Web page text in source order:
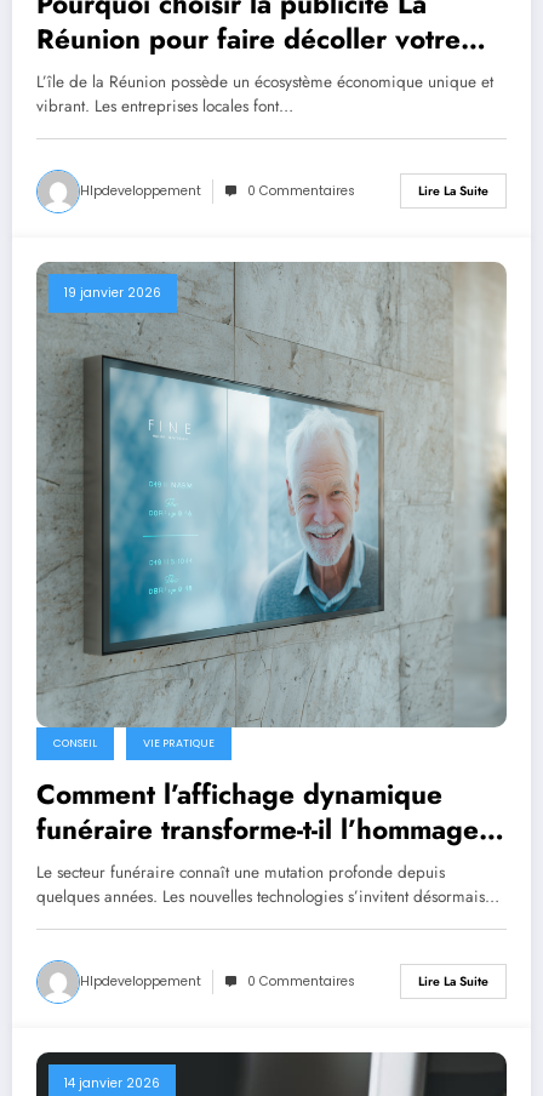
Réunion pour faire décoller votre
business local ?
L’île de la Réunion possède un écosystème économique unique et
vibrant. Les entreprises locales font…
Hlpdeveloppement 0 Commentaires Lire La Suite
19 janvier 2026
CONSEIL VIE PRATIQUE
Comment l’affichage dynamique
funéraire transforme-t-il l’hommage
aux défunts ?
Le secteur funéraire connaît une mutation profonde depuis
quelques années. Les nouvelles technologies s’invitent désormais…
Hlpdeveloppement 0 Commentaires Lire La Suite
14 janvier 2026